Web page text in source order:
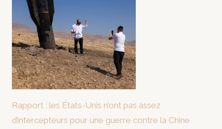
Rapport : les États-Unis n’ont pas assez
d’intercepteurs pour une guerre contre la Chine